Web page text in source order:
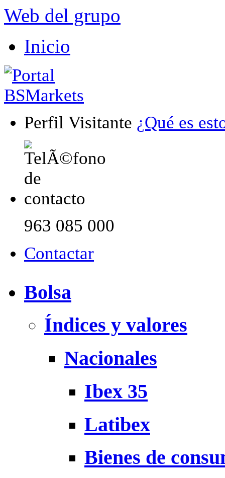
Web del grupo
Inicio
Perfil Visitante ¿Qué es
963 085 000
Contactar
Bolsa
Índices y valores
Nacionales
Ibex 35
Latibex
Bienes de